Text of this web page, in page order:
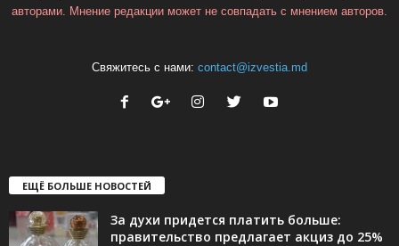
авторами. Мнение редакции может не совпадать с мнением авторов.
Свяжитесь с нами: contact@izvestia.md
ЕЩЁ БОЛЬШЕ НОВОСТЕЙ
За духи придется платить больше:
правительство предлагает акциз до 25%